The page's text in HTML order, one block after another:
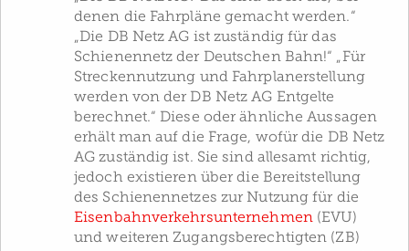
denen die Fahrpläne gemacht werden.“
„Die DB Netz AG ist zuständig für das
Schienennetz der Deutschen Bahn!“ „Für
Streckennutzung und Fahrplanerstellung
werden von der DB Netz AG Entgelte
berechnet.“ Diese oder ähnliche Aussagen
erhält man auf die Frage, wofür die DB Netz
AG zuständig ist. Sie sind allesamt richtig,
jedoch existieren über die Bereitstellung
des Schienennetzes zur Nutzung für die
Eisenbahnverkehrsunternehmen(EVU)
und weiteren Zugangsberechtigten (ZB)